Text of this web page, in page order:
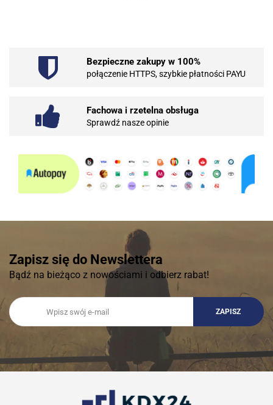
Bezpieczne zakupy w 100%
połączenie HTTPS, szybkie płatności PAYU
Fachowa i rzetelna obsługa
Sprawdź nasze opinie
Zapisz się do Newslettera
Bądź na bieżąco z nowościami i odbierz rabat!